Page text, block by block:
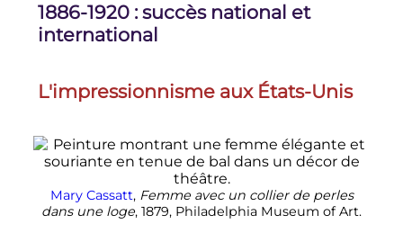
1886-1920 : succès national et
international
L'impressionnisme aux États-Unis
Mary Cassatt, Femme avec un collier de perles
dans une loge, 1879, Philadelphia Museum of Art.